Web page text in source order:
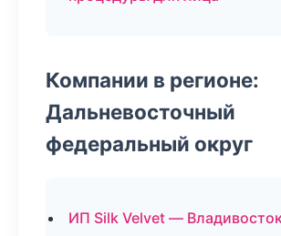
Компании в регионе:
Дальневосточный
федеральный округ
ИП Silk Velvet —